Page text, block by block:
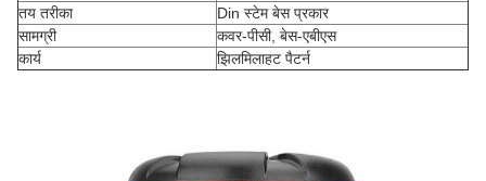
तय तरीका
Din स्टेम बेस प्रकार
सामग्री
कवर-पीसी, बेस-एबीएस
कार्य
झिलमिलाहट पैटर्न